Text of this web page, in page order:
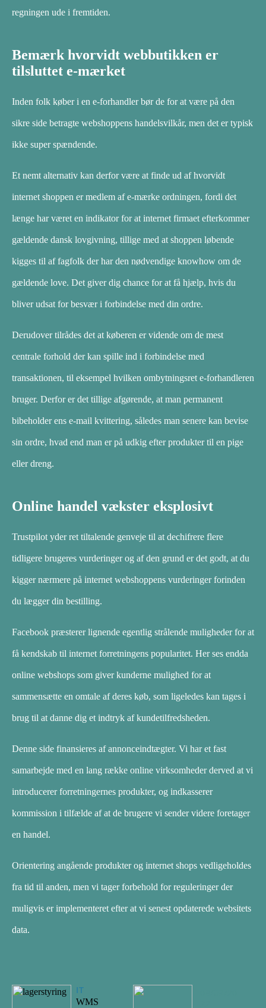
regningen ude i fremtiden.
Bemærk hvorvidt webbutikken er
tilsluttet e-mærket
Inden folk køber i en e-forhandler bør de for at være på den
sikre side betragte webshoppens handelsvilkår, men det er typisk
ikke super spændende.
Et nemt alternativ kan derfor være at finde ud af hvorvidt
internet shoppen er medlem af e-mærke ordningen, fordi det
længe har været en indikator for at internet firmaet efterkommer
gældende dansk lovgivning, tillige med at shoppen løbende
kigges til af fagfolk der har den nødvendige knowhow om de
gældende love. Det giver dig chance for at få hjælp, hvis du
bliver udsat for besvær i forbindelse med din ordre.
Derudover tilrådes det at køberen er vidende om de mest
centrale forhold der kan spille ind i forbindelse med
transaktionen, til eksempel hvilken ombytningsret e-forhandleren
bruger. Derfor er det tillige afgørende, at man permanent
bibeholder ens e-mail kvittering, således man senere kan bevise
sin ordre, hvad end man er på udkig efter produkter til en pige
eller dreng.
Online handel vækster eksplosivt
Trustpilot yder ret tiltalende genveje til at dechifrere flere
tidligere brugeres vurderinger og af den grund er det godt, at du
kigger nærmere på internet webshoppens vurderinger forinden
du lægger din bestilling.
Facebook præsterer lignende egentlig strålende muligheder for at
få kendskab til internet forretningens popularitet. Her ses endda
online webshops som giver kunderne mulighed for at
sammensætte en omtale af deres køb, som ligeledes kan tages i
brug til at danne dig et indtryk af kundetilfredsheden.
Denne side finansieres af annonceindtægter. Vi har et fast
samarbejde med en lang række online virksomheder derved at vi
introducerer forretningernes produkter, og indkasserer
kommission i tilfælde af at de brugere vi sender videre foretager
en handel.
Orientering angående produkter og internet shops vedligeholdes
fra tid til anden, men vi tager forbehold for reguleringer der
muligvis er implementeret efter at vi senest opdaterede websitets
data.
IT
WMS